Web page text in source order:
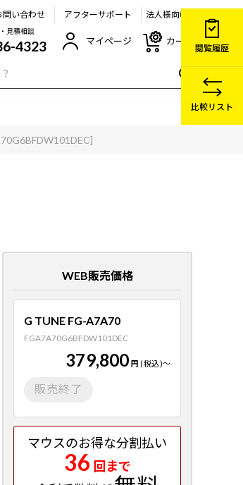
問い合わせ アフターサポート 法人様向け
見積相談
4323 マイページ カート
WEB販売価格
G TUNE FG-A7A70
FGA7A70G6BFDW101DEC
379,800 円 (税込)～
販売終了
マウスのお得な分割払い
36 回まで
閲覧履歴
比較リスト